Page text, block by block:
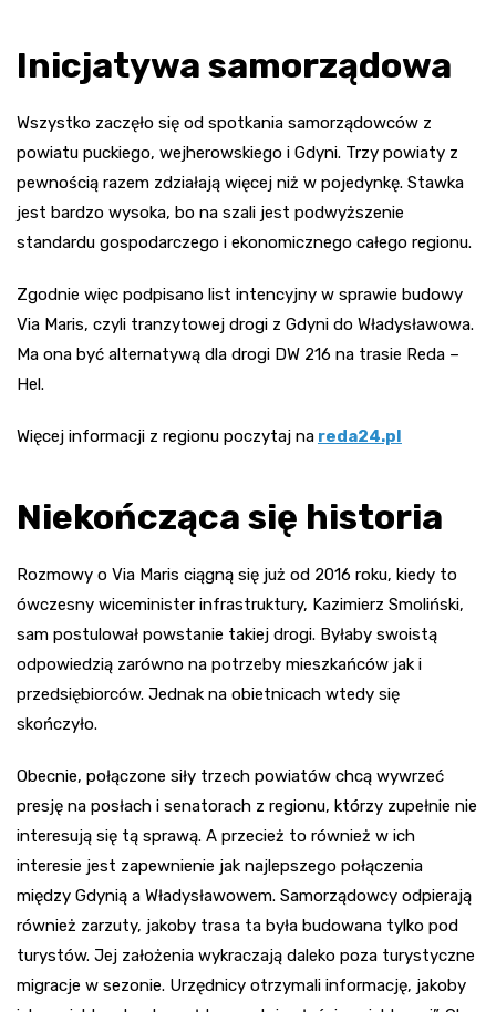
Inicjatywa samorządowa
Wszystko zaczęło się od spotkania samorządowców z
powiatu puckiego, wejherowskiego i Gdyni. Trzy powiaty z
pewnością razem zdziałają więcej niż w pojedynkę. Stawka
jest bardzo wysoka, bo na szali jest podwyższenie
standardu gospodarczego i ekonomicznego całego regionu.
Zgodnie więc podpisano list intencyjny w sprawie budowy
Via Maris, czyli tranzytowej drogi z Gdyni do Władysławowa.
Ma ona być alternatywą dla drogi DW 216 na trasie Reda –
Hel.
Więcej informacji z regionu poczytaj na reda24.pl
Niekończąca się historia
Rozmowy o Via Maris ciągną się już od 2016 roku, kiedy to
ówczesny wiceminister infrastruktury, Kazimierz Smoliński,
sam postulował powstanie takiej drogi. Byłaby swoistą
odpowiedzią zarówno na potrzeby mieszkańców jak i
przedsiębiorców. Jednak na obietnicach wtedy się
skończyło.
Obecnie, połączone siły trzech powiatów chcą wywrzeć
presję na posłach i senatorach z regionu, którzy zupełnie nie
interesują się tą sprawą. A przecież to również w ich
interesie jest zapewnienie jak najlepszego połączenia
między Gdynią a Władysławowem. Samorządowcy odpierają
również zarzuty, jakoby trasa ta była budowana tylko pod
turystów. Jej założenia wykraczają daleko poza turystyczne
migracje w sezonie. Urzędnicy otrzymali informację, jakoby